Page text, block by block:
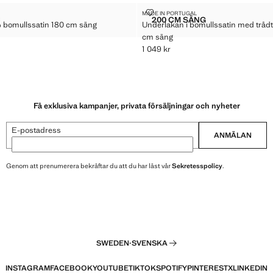
LAKAN I TVÄTTAD BOMULL (TRÅDTÄTHET 600) FÖR 160 CM SÄNG100% BOMULLSSATIN 180 CM SÄNG
bomullssatin 180 cm säng
BOMULLSSATIN 180 CM SÄNG
kr ]
Storlekar
200 CM SÄNGUNDERLAKAN I
MADE IN PORTUGAL
Underlakan i bomullssatin med
cm säng
UNDERLAKAN I BOMULLSSATIN
Gällande pris [1 049 kr ]
1 049 kr
Få exklusiva kampanjer, privata försäljningar och nyheter
E-postadress ANMÄLAN
Genom att prenumerera bekräftar du att du har läst vårSekretesspolicy.
SWEDEN·SVENSKA
INSTAGRAMFACEBOOKYOUTUBETIKTOKSPOTIFYPINTERESTXLINKEDIN